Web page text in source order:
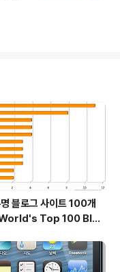
0
려
설
매
은
이
1
블로그 사이트 100개
Top 100 Blog